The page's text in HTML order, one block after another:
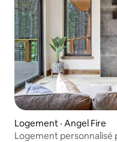
Logement · Angel Fire
Logement personnalisé